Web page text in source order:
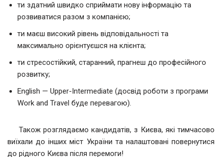
ти здатний швидко сприймати нову інформацію та
розвиватися разом з компанією;
ти маєш високий рівень відповідальності та
максимально орієнтуєшся на клієнта;
ти стресостійкий, старанний, прагнеш до професійного
розвитку;
English — Upper-Intermediate (досвід роботи з програми
Work and Travel буде перевагою).
Також розглядаємо кандидатів, з Києва, які тимчасово
виїхали до інших міст України та налаштовані повернутися
до рідного Києва після перемоги!